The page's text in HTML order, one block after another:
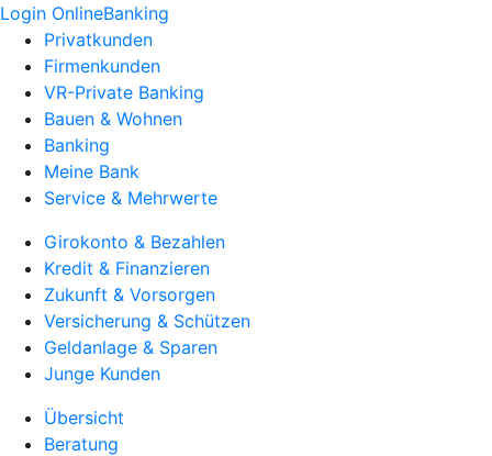
Login OnlineBanking
Privatkunden
Firmenkunden
VR-Private Banking
Bauen & Wohnen
Banking
Meine Bank
Service & Mehrwerte
Girokonto & Bezahlen
Kredit & Finanzieren
Zukunft & Vorsorgen
Versicherung & Schützen
Geldanlage & Sparen
Junge Kunden
Übersicht
Beratung